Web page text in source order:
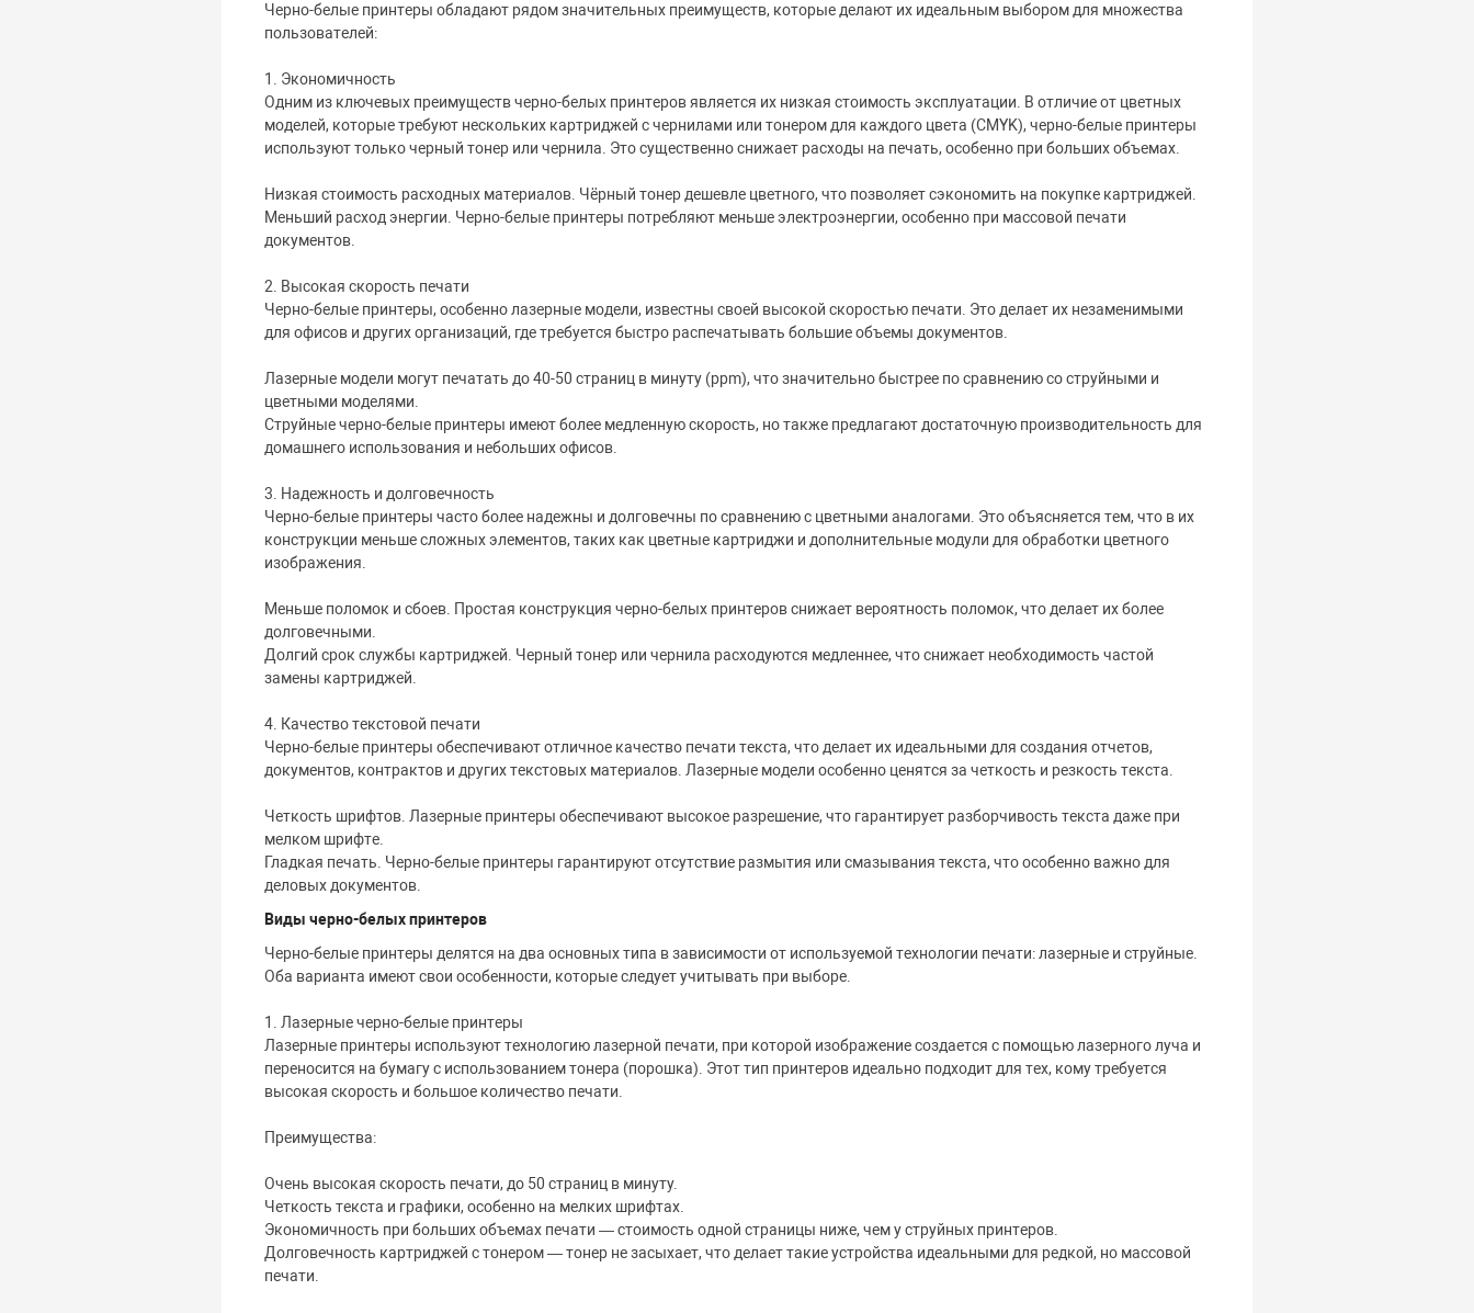
Черно-белые принтеры обладают рядом значительных преимуществ, которые делают их идеальным выбором для множества
пользователей:
1. Экономичность
Одним из ключевых преимуществ черно-белых принтеров является их низкая стоимость эксплуатации. В отличие от цветных
моделей, которые требуют нескольких картриджей с чернилами или тонером для каждого цвета (CMYK), черно-белые принтеры
используют только черный тонер или чернила. Это существенно снижает расходы на печать, особенно при больших объемах.
Низкая стоимость расходных материалов. Чёрный тонер дешевле цветного, что позволяет сэкономить на покупке картриджей.
Меньший расход энергии. Черно-белые принтеры потребляют меньше электроэнергии, особенно при массовой печати
документов.
2. Высокая скорость печати
Черно-белые принтеры, особенно лазерные модели, известны своей высокой скоростью печати. Это делает их незаменимыми
для офисов и других организаций, где требуется быстро распечатывать большие объемы документов.
Лазерные модели могут печатать до 40-50 страниц в минуту (ppm), что значительно быстрее по сравнению со струйными и
цветными моделями.
Струйные черно-белые принтеры имеют более медленную скорость, но также предлагают достаточную производительность для
домашнего использования и небольших офисов.
3. Надежность и долговечность
Черно-белые принтеры часто более надежны и долговечны по сравнению с цветными аналогами. Это объясняется тем, что в их
конструкции меньше сложных элементов, таких как цветные картриджи и дополнительные модули для обработки цветного
изображения.
Меньше поломок и сбоев. Простая конструкция черно-белых принтеров снижает вероятность поломок, что делает их более
долговечными.
Долгий срок службы картриджей. Черный тонер или чернила расходуются медленнее, что снижает необходимость частой
замены картриджей.
4. Качество текстовой печати
Черно-белые принтеры обеспечивают отличное качество печати текста, что делает их идеальными для создания отчетов,
документов, контрактов и других текстовых материалов. Лазерные модели особенно ценятся за четкость и резкость текста.
Четкость шрифтов. Лазерные принтеры обеспечивают высокое разрешение, что гарантирует разборчивость текста даже при
мелком шрифте.
Гладкая печать. Черно-белые принтеры гарантируют отсутствие размытия или смазывания текста, что особенно важно для
деловых документов.
Виды черно-белых принтеров
Черно-белые принтеры делятся на два основных типа в зависимости от используемой технологии печати: лазерные и струйные.
Оба варианта имеют свои особенности, которые следует учитывать при выборе.
1. Лазерные черно-белые принтеры
Лазерные принтеры используют технологию лазерной печати, при которой изображение создается с помощью лазерного луча и
переносится на бумагу с использованием тонера (порошка). Этот тип принтеров идеально подходит для тех, кому требуется
высокая скорость и большое количество печати.
Преимущества:
Очень высокая скорость печати, до 50 страниц в минуту.
Четкость текста и графики, особенно на мелких шрифтах.
Экономичность при больших объемах печати — стоимость одной страницы ниже, чем у струйных принтеров.
Долговечность картриджей с тонером — тонер не засыхает, что делает такие устройства идеальными для редкой, но массовой
печати.